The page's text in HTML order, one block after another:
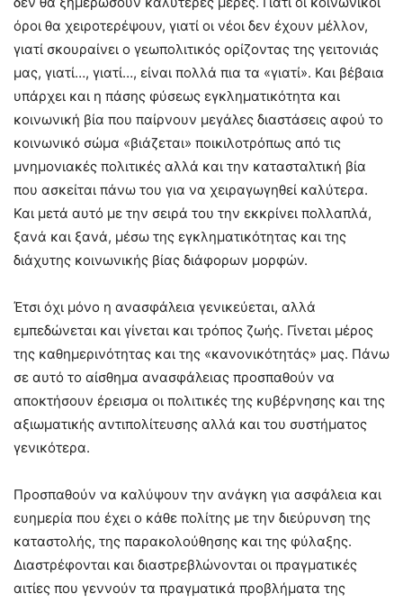
όροι θα χειροτερέψουν, γιατί οι νέοι δεν έχουν μέλλον,
γιατί σκουραίνει ο γεωπολιτικός ορίζοντας της γειτονιάς
μας, γιατί…, γιατί…, είναι πολλά πια τα «γιατί». Και βέβαια
υπάρχει και η πάσης φύσεως εγκληματικότητα και
κοινωνική βία που παίρνουν μεγάλες διαστάσεις αφού το
κοινωνικό σώμα «βιάζεται» ποικιλοτρόπως από τις
μνημονιακές πολιτικές αλλά και την κατασταλτική βία
που ασκείται πάνω του για να χειραγωγηθεί καλύτερα.
Και μετά αυτό με την σειρά του την εκκρίνει πολλαπλά,
ξανά και ξανά, μέσω της εγκληματικότητας και της
διάχυτης κοινωνικής βίας διάφορων μορφών.
Έτσι όχι μόνο η ανασφάλεια γενικεύεται, αλλά
εμπεδώνεται και γίνεται και τρόπος ζωής. Γίνεται μέρος
της καθημερινότητας και της «κανονικότητάς» μας. Πάνω
σε αυτό το αίσθημα ανασφάλειας προσπαθούν να
αποκτήσουν έρεισμα οι πολιτικές της κυβέρνησης και της
αξιωματικής αντιπολίτευσης αλλά και του συστήματος
γενικότερα.
Προσπαθούν να καλύψουν την ανάγκη για ασφάλεια και
ευημερία που έχει ο κάθε πολίτης με την διεύρυνση της
καταστολής, της παρακολούθησης και της φύλαξης.
Διαστρέφονται και διαστρεβλώνονται οι πραγματικές
αιτίες που γεννούν τα πραγματικά προβλήματα της